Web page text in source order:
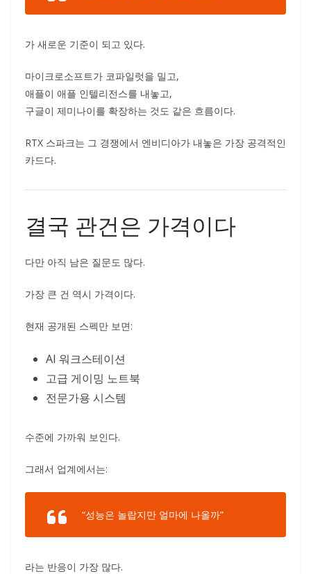
가 새로운 기준이 되고 있다.
마이크로소프트가 코파일럿을 밀고,
애플이 애플 인텔리전스를 내놓고,
구글이 제미나이를 확장하는 것도 같은 흐름이다.
RTX 스파크는 그 경쟁에서 엔비디아가 내놓은 가장 공격적인
카드다.
결국 관건은 가격이다
다만 아직 남은 질문도 많다.
가장 큰 건 역시 가격이다.
현재 공개된 스펙만 보면:
AI 워크스테이션
고급 게이밍 노트북
전문가용 시스템
수준에 가까워 보인다.
그래서 업계에서는:
“성능은 놀랍지만 얼마에 나올까”
라는 반응이 가장 많다.